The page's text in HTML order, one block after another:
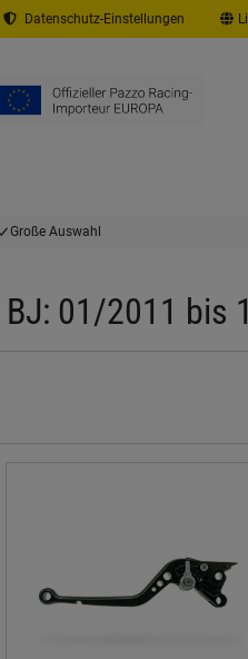
Datenschutz-Einstellungen
Große Auswahl
BJ: 01/2011 bis